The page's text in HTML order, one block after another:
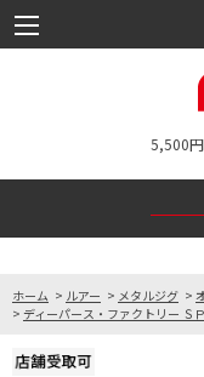
5,500
ホーム > ルアー > メタルジグ >
> ディーパース・ファクトリー